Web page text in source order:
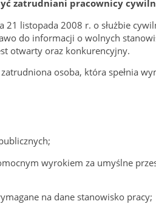
zatrudniani pracownicy
21 listopada 2008 r. o służbie
do informacji o wolnych
otwarty oraz konkurencyjny.
osoba, która spełnia
wyrokiem za umyślne
na dane stanowisko pracy;